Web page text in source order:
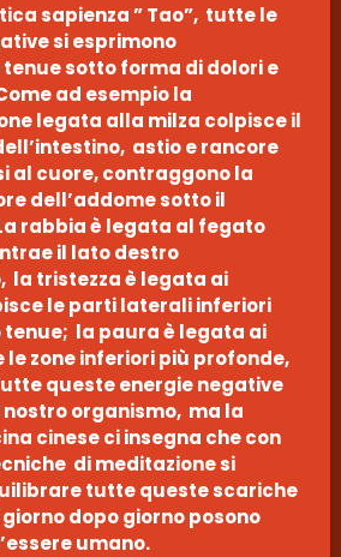
sapienza ” Tao”, tutte le
si esprimono
tenue sotto forma di dolori e
ad esempio la
legata alla milza colpisce il
astio e rancore
al cuore, contraggono la
dell’addome sotto il
rabbia è legata al fegato
il lato destro
la tristezza è legata ai
le parti laterali inferiori
tenue; la paura è legata ai
le zone inferiori più profonde,
queste energie negative
organismo, ma la
cinese ci insegna che con
di meditazione si
tutte queste scariche
dopo giorno posono
umano.